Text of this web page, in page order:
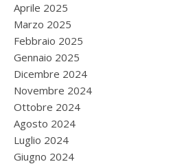
Aprile 2025
Marzo 2025
Febbraio 2025
Gennaio 2025
Dicembre 2024
Novembre 2024
Ottobre 2024
Agosto 2024
Luglio 2024
Giugno 2024